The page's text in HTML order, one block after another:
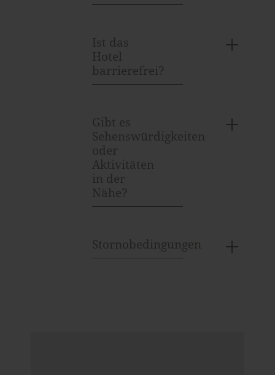
Ist das
Hotel
barrierefrei?
Gibt es
Sehenswürdigkeiten
oder
Aktivitäten
in der
Nähe?
Stornobedingungen